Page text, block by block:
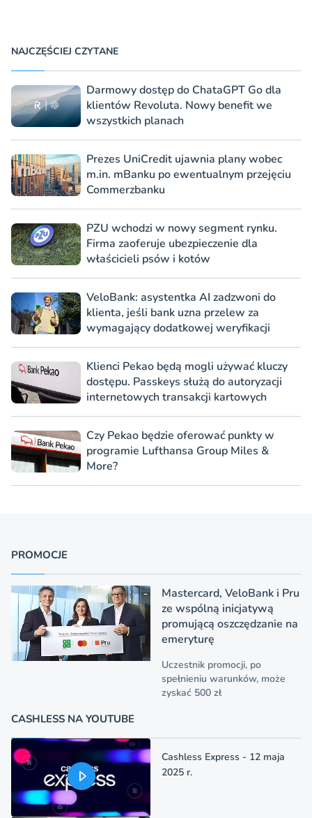
NAJCZĘŚCIEJ CZYTANE
Darmowy dostęp do ChataGPT Go dla
klientów Revoluta. Nowy benefit we
wszystkich planach
Prezes UniCredit ujawnia plany wobec
m.in. mBanku po ewentualnym przejęciu
Commerzbanku
PZU wchodzi w nowy segment rynku.
Firma zaoferuje ubezpieczenie dla
właścicieli psów i kotów
VeloBank: asystentka AI zadzwoni do
klienta, jeśli bank uzna przelew za
wymagający dodatkowej weryfikacji
Klienci Pekao będą mogli używać kluczy
dostępu. Passkeys służą do autoryzacji
internetowych transakcji kartowych
Czy Pekao będzie oferować punkty w
programie Lufthansa Group Miles &
More?
PROMOCJE
Mastercard, VeloBank i Pru
ze wspólną inicjatywą
promującą oszczędzanie na
emeryturę
Uczestnik promocji, po
spełnieniu warunków, może
zyskać 500 zł
CASHLESS NA YOUTUBE
Cashless Express - 12 maja
2025 r.